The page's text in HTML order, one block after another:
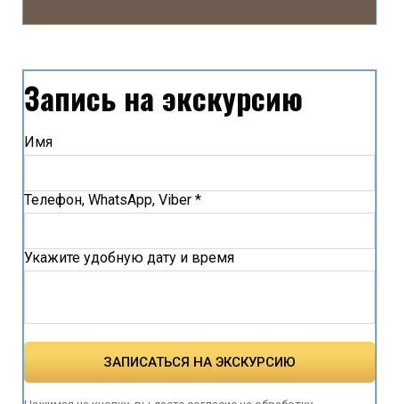
Запись на экскурсию
Имя
Телефон, WhatsApp, Viber *
Укажите удобную дату и время
ЗАПИСАТЬСЯ НА ЭКСКУРСИЮ